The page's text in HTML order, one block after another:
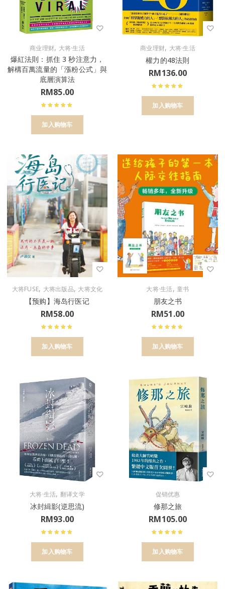
商业理财, 大将·生活
爆紅法則：抓住 3 秒注意力，
解構百萬流量的「漲粉公式」與
底層演算法
RM85.00
加入购物车
商业理财, 大将·生活
權力的48法則
RM136.00
加入购物车
大将FUSE, 大将出版品, 大将文化
【预购】海岛行医记
RM58.00
加入购物车
大将·生活,童书
朋友之书
RM51.00
加入购物车
大将·生活, 翻译文学
冰封緝影(逆思流)
RM93.00
加入购物车
促销优惠
修那之旅
RM105.00
加入购物车